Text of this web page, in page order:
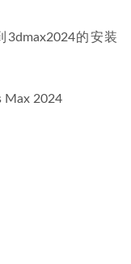
3dmax2024的安装
Max 2024